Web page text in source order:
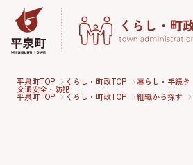
平泉町TOP くらし・町政TOP 暮らし・手続き
交通安全・防犯
平泉町TOP くらし・町政TOP 組織から探す